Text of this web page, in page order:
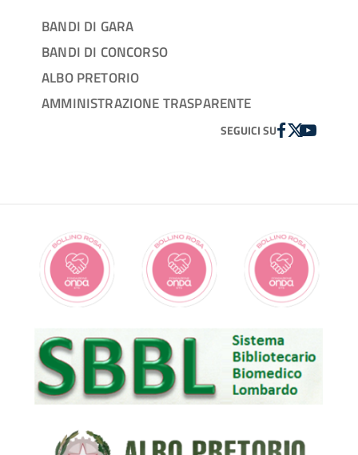
BANDI DI GARA
BANDI DI CONCORSO
ALBO PRETORIO
AMMINISTRAZIONE TRASPARENTE
SEGUICI SUFACEBOOK
TWITTER
YOUTUBE